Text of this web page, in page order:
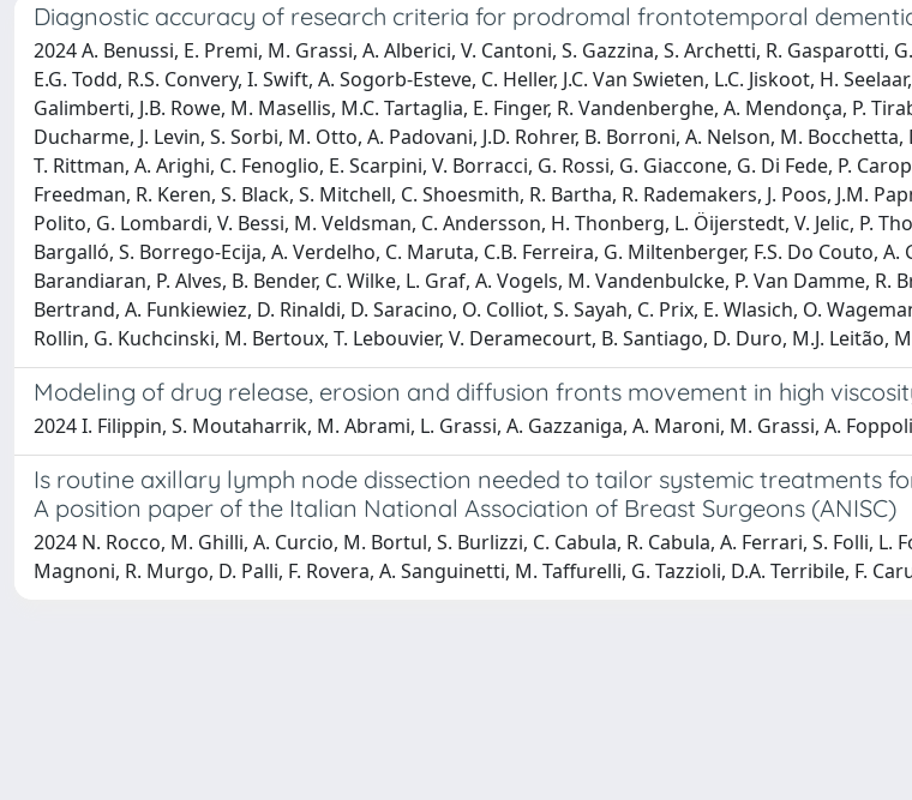
Diagnostic accuracy of research criteria for prodromal frontotemporal
2024 A. Benussi, E. Premi, M. Grassi, A. Alberici, V. Cantoni, S. Gazzina, S. Archetti, R. Gasparotti,
E.G. Todd, R.S. Convery, I. Swift, A. Sogorb-Esteve, C. Heller, J.C. Van Swieten, L.C. Jiskoot, H.
Galimberti, J.B. Rowe, M. Masellis, M.C. Tartaglia, E. Finger, R. Vandenberghe, A. Mendonça, P.
Ducharme, J. Levin, S. Sorbi, M. Otto, A. Padovani, J.D. Rohrer, B. Borroni, A. Nelson, M.
T. Rittman, A. Arighi, C. Fenoglio, E. Scarpini, V. Borracci, G. Rossi, G. Giaccone, G. Di Fede, P.
Freedman, R. Keren, S. Black, S. Mitchell, C. Shoesmith, R. Bartha, R. Rademakers, J. Poos, J.M.
Polito, G. Lombardi, V. Bessi, M. Veldsman, C. Andersson, H. Thonberg, L. Öijerstedt, V. Jelic, P.
Bargalló, S. Borrego-Ecija, A. Verdelho, C. Maruta, C.B. Ferreira, G. Miltenberger, F.S. Do Couto,
Barandiaran, P. Alves, B. Bender, C. Wilke, L. Graf, A. Vogels, M. Vandenbulcke, P. Van Damme, R.
Bertrand, A. Funkiewiez, D. Rinaldi, D. Saracino, O. Colliot, S. Sayah, C. Prix, E. Wlasich, O.
Rollin, G. Kuchcinski, M. Bertoux, T. Lebouvier, V. Deramecourt, B. Santiago, D. Duro, M.J. Leitão,
Modeling of drug release, erosion and diffusion fronts movement in high
2024 I. Filippin, S. Moutaharrik, M. Abrami, L. Grassi, A. Gazzaniga, A. Maroni, M. Grassi, A. Foppoli
Is routine axillary lymph node dissection needed to tailor systemic treatments
A position paper of the Italian National Association of Breast Surgeons (ANISC)
2024 N. Rocco, M. Ghilli, A. Curcio, M. Bortul, S. Burlizzi, C. Cabula, R. Cabula, A. Ferrari, S. Folli,
Magnoni, R. Murgo, D. Palli, F. Rovera, A. Sanguinetti, M. Taffurelli, G. Tazzioli, D.A. Terribile, F.